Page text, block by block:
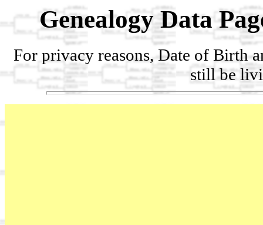
Genealogy Data
For privacy reasons, Date of Birth
still be